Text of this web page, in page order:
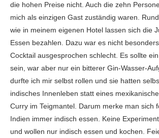
die hohen Preise nicht. Auch die zehn
mich als einzigen Gast zuständig waren.
wie in meinem eigenen Hotel lassen sich die
Essen bezahlen. Dazu war es nicht
Cocktail ausgesprochen schlecht. Es sollte
sein, war aber nur ein bitterer Gin-Wasser-
durfte ich mir selbst rollen und sie hatten
indisches Innenleben statt eines
Curry im Teigmantel. Darum merke man sich
Indien immer indisch essen. Keine
und wollen nur indisch essen und kochen.